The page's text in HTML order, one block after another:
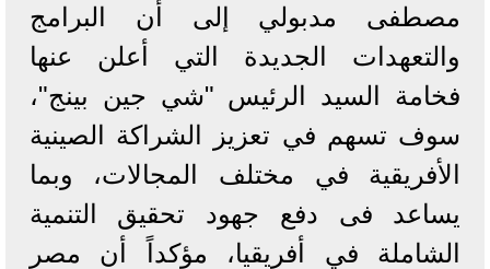
مصطفى مدبولي إلى أن البرامج
والتعهدات الجديدة التي أعلن عنها
فخامة السيد الرئيس "شي جين بينج"،
سوف تسهم في تعزيز الشراكة الصينية
الأفريقية في مختلف المجالات، وبما
يساعد فى دفع جهود تحقيق التنمية
الشاملة في أفريقيا، مؤكداً أن مصر